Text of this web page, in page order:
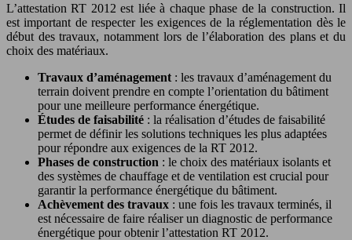
L’attestation RT 2012 est liée à chaque phase de la construction. Il
est important de respecter les exigences de la réglementation dès le
début des travaux, notamment lors de l’élaboration des plans et du
choix des matériaux.
Travaux d’aménagement : les travaux d’aménagement du
terrain doivent prendre en compte l’orientation du bâtiment
pour une meilleure performance énergétique.
Études de faisabilité : la réalisation d’études de faisabilité
permet de définir les solutions techniques les plus adaptées
pour répondre aux exigences de la RT 2012.
Phases de construction : le choix des matériaux isolants et
des systèmes de chauffage et de ventilation est crucial pour
garantir la performance énergétique du bâtiment.
Achèvement des travaux : une fois les travaux terminés, il
est nécessaire de faire réaliser un diagnostic de performance
énergétique pour obtenir l’attestation RT 2012.